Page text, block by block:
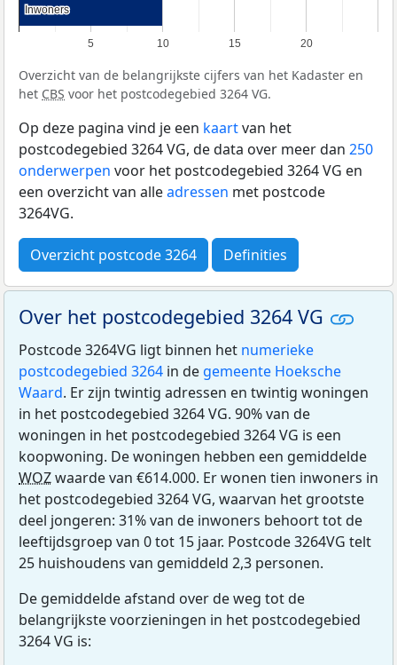
5 10 15 20
Inwoners
Inwoners
Overzicht van de belangrijkste cijfers van het Kadaster en
het CBS voor het postcodegebied 3264 VG.
Op deze pagina vind je een kaartvan het
postcodegebied 3264 VG, de data over meer dan 250
onderwerpen voor het postcodegebied 3264 VG en
een overzicht van alleadressen met postcode
3264VG.
Overzicht postcode 3264 Definities
Over het postcodegebied 3264 VG
Postcode 3264VG ligt binnen het numerieke
postcodegebied 3264 in de gemeente Hoeksche
Waard. Er zijn twintig adressen en twintig woningen
in het postcodegebied 3264 VG. 90% van de
woningen in het postcodegebied 3264 VG is een
koopwoning. De woningen hebben een gemiddelde
WOZwaarde van €614.000. Er wonen tien inwoners in
het postcodegebied 3264 VG, waarvan het grootste
deel jongeren: 31% van de inwoners behoort tot de
leeftijdsgroep van 0 tot 15 jaar. Postcode 3264VG telt
25 huishoudens van gemiddeld 2,3 personen.
De gemiddelde afstand over de weg tot de
belangrijkste voorzieningen in het postcodegebied
3264 VG is: